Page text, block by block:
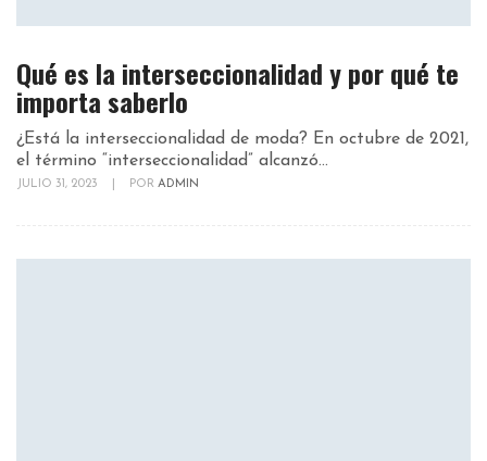
Qué es la interseccionalidad y por qué te
importa saberlo
¿Está la interseccionalidad de moda? En octubre de 2021,
el término “interseccionalidad” alcanzó...
JULIO 31, 2023 POR ADMIN